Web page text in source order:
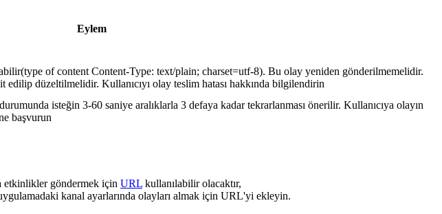
Eylem
of content Content-Type: text/plain; charset=utf-8). Bu olay yeniden gönderilmemelidir.
düzeltilmelidir. Kullanıcıyı olay teslim hatası hakkında bilgilendirin
durumunda isteğin 3-60 saniye aralıklarla 3 defaya kadar tekrarlanması önerilir. Kullanıcıya olayın
başvurun
etkinlikler göndermek için URL kullanılabilir olacaktır,
kanal ayarlarında olayları almak için URL'yi ekleyin.